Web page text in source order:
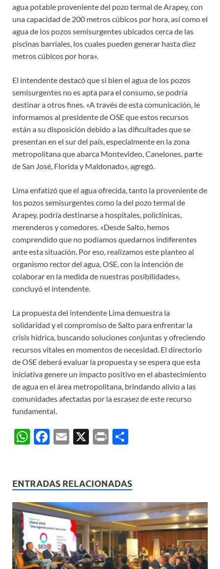
agua potable proveniente del pozo termal de Arapey, con
una capacidad de 200 metros cúbicos por hora, así como el
agua de los pozos semisurgentes ubicados cerca de las
piscinas barriales, los cuales pueden generar hasta diez
metros cúbicos por hora».
El intendente destacó que si bien el agua de los pozos
semisurgentes no es apta para el consumo, se podría
destinar a otros fines. «A través de esta comunicación, le
informamos al presidente de OSE que estos recursos
están a su disposición debido a las dificultades que se
presentan en el sur del país, especialmente en la zona
metropolitana que abarca Montevideo, Canelones, parte
de San José, Florida y Maldonado», agregó.
Lima enfatizó que el agua ofrecida, tanto la proveniente de
los pozos semisurgentes como la del pozo termal de
Arapey, podría destinarse a hospitales, policlínicas,
merenderos y comedores. «Desde Salto, hemos
comprendido que no podíamos quedarnos indiferentes
ante esta situación. Por eso, realizamos este planteo al
organismo rector del agua, OSE, con la intención de
colaborar en la medida de nuestras posibilidades»,
concluyó el intendente.
La propuesta del intendente Lima demuestra la
solidaridad y el compromiso de Salto para enfrentar la
crisis hídrica, buscando soluciones conjuntas y ofreciendo
recursos vitales en momentos de necesidad. El directorio
de OSE deberá evaluar la propuesta y se espera que esta
iniciativa genere un impacto positivo en el abastecimiento
de agua en el área metropolitana, brindando alivio a las
comunidades afectadas por la escasez de este recurso
fundamental.
W
s
A
p
p
F
b
o
o
k
E
X
P
p
ar
ti
r
ENTRADAS RELACIONADAS